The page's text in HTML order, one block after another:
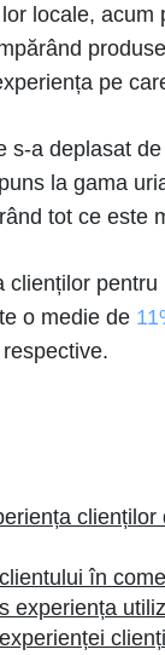
locale, acum
pe
s-a deplasat
la gama
tot ce este
clienților
o medie de
clienților
în
experiența